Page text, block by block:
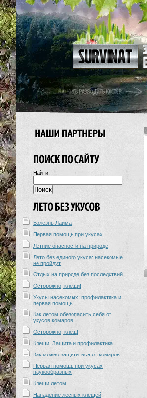
Найти:
Болезнь Лайма
Первая помощь при укусах
Летние опасности на природе
Лето без единого укуса: насекомые
не пройдут
Отдых на природе без последствий
Осторожно, клещи!
Укусы насекомых: профилактика и
первая помощь
Как летом обезопасить себя от
укусов комаров
Осторожно, клещ!
Клещи. Защита и профилактика
Как можно защититься от комаров
Первая помощь при укусах
паукообразных
Клещи летом
Нападение лесных клещей